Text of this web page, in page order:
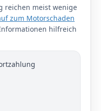
reichen meist wenige
zum Motorschaden
hilfreich